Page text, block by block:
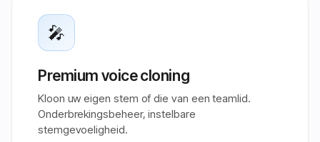
🎤
Premium voice cloning
Kloon uw eigen stem of die van een teamlid.
Onderbrekingsbeheer, instelbare
stemgevoeligheid.